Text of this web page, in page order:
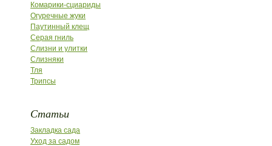
Комарики-сциариды
Огуречные жуки
Паутинный клещ
Серая гниль
Слизни и улитки
Слизняки
Тля
Трипсы
Статьи
Закладка сада
Уход за садом